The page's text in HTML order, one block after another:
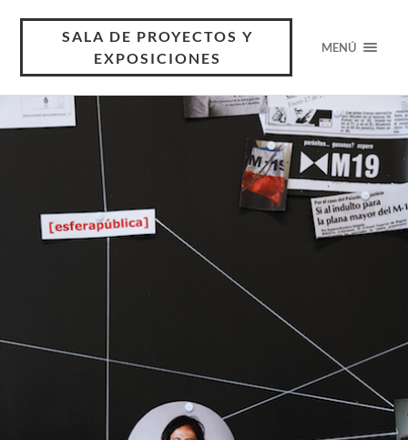
SALA DE PROYECTOS Y
EXPOSICIONES
MENÚ